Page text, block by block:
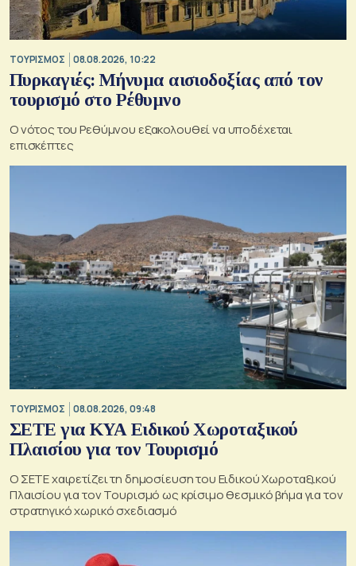
ΤΟΥΡΙΣΜΟΣ 08.08.2026, 10:22
Πυρκαγιές: Μήνυμα αισιοδοξίας από τον
τουρισμό στο Ρέθυμνο
Ο νότος του Ρεθύμνου εξακολουθεί να υποδέχεται
επισκέπτες
ΤΟΥΡΙΣΜΟΣ 08.08.2026, 09:48
ΣΕΤΕ για ΚΥΑ Ειδικού Χωροταξικού
Πλαισίου για τον Τουρισμό
Ο ΣΕΤΕ χαιρετίζει τη δημοσίευση του Ειδικού Χωροταξικού
Πλαισίου για τον Τουρισμό ως κρίσιμο θεσμικό βήμα για τον
στρατηγικό χωρικό σχεδιασμό